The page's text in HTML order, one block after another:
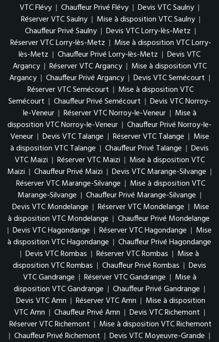
VTC Flévy | Chauffeur Privé Flévy | Devis VTC Saulny |
Réserver VTC Saulny | Mise à disposition VTC Saulny |
Chauffeur Privé Saulny | Devis VTC Lorry-lès-Metz |
Réserver VTC Lorry-lès-Metz | Mise à disposition VTC Lorry-
lès-Metz | Chauffeur Privé Lorry-lès-Metz | Devis VTC
Argancy | Réserver VTC Argancy | Mise à disposition VTC
Argancy | Chauffeur Privé Argancy | Devis VTC Semécourt |
Réserver VTC Semécourt | Mise à disposition VTC
Semécourt | Chauffeur Privé Semécourt | Devis VTC Norroy-
le-Veneur | Réserver VTC Norroy-le-Veneur | Mise à
disposition VTC Norroy-le-Veneur | Chauffeur Privé Norroy-le-
Veneur | Devis VTC Talange | Réserver VTC Talange | Mise
à disposition VTC Talange | Chauffeur Privé Talange | Devis
VTC Maizi | Réserver VTC Maizi | Mise à disposition VTC
Maizi | Chauffeur Privé Maizi | Devis VTC Marange-Silvange |
Réserver VTC Marange-Silvange | Mise à disposition VTC
Marange-Silvange | Chauffeur Privé Marange-Silvange |
Devis VTC Mondelange | Réserver VTC Mondelange | Mise
à disposition VTC Mondelange | Chauffeur Privé Mondelange
| Devis VTC Hagondange | Réserver VTC Hagondange | Mise
à disposition VTC Hagondange | Chauffeur Privé Hagondange
| Devis VTC Rombas | Réserver VTC Rombas | Mise à
disposition VTC Rombas | Chauffeur Privé Rombas | Devis
VTC Gandrange | Réserver VTC Gandrange | Mise à
disposition VTC Gandrange | Chauffeur Privé Gandrange |
Devis VTC Amn | Réserver VTC Amn | Mise à disposition
VTC Amn | Chauffeur Privé Amn | Devis VTC Richemont |
Réserver VTC Richemont | Mise à disposition VTC Richemont
| Chauffeur Privé Richemont | Devis VTC Moyeuvre-Grande |